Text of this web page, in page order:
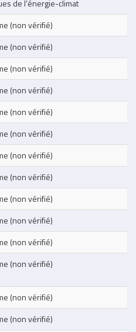
de l’énergie-climat
(non vérifié)
(non vérifié)
(non vérifié)
(non vérifié)
(non vérifié)
(non vérifié)
(non vérifié)
(non vérifié)
(non vérifié)
(non vérifié)
(non vérifié)
(non vérifié)
(non vérifié)
(non vérifié)